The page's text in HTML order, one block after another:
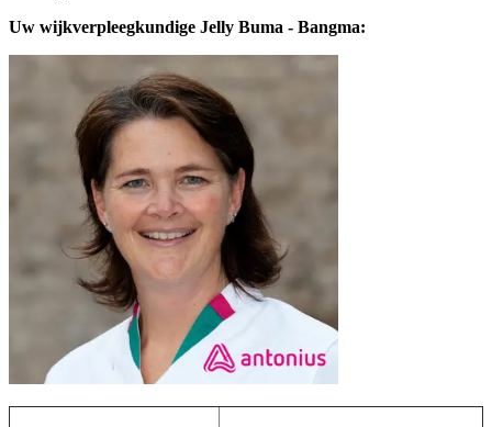
Uw wijkverpleegkundige Jelly Buma - Bangma: